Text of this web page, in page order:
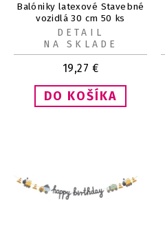
Balóniky latexové Stavebné
vozidlá 30 cm 50 ks
19,27 €
DETAIL
NA SKLADE